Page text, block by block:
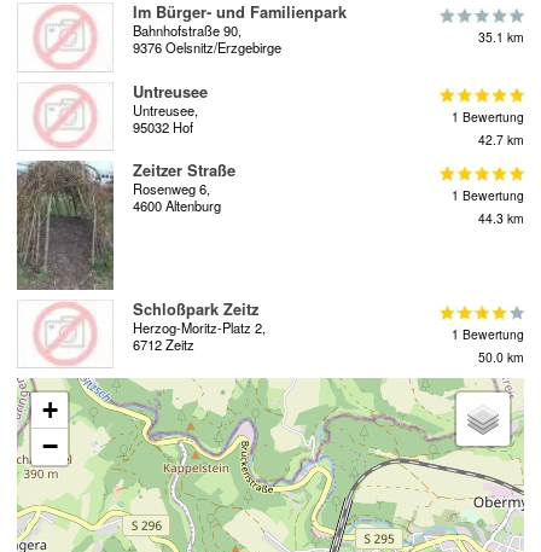
Im Bürger- und Familienpark
Bahnhofstraße 90,
9376 Oelsnitz/Erzgebirge
35.1 km
Untreusee
Untreusee,
95032 Hof
1 Bewertung
42.7 km
Zeitzer Straße
Rosenweg 6,
4600 Altenburg
1 Bewertung
44.3 km
Schloßpark Zeitz
Herzog-Moritz-Platz 2,
6712 Zeitz
1 Bewertung
50.0 km
+
−